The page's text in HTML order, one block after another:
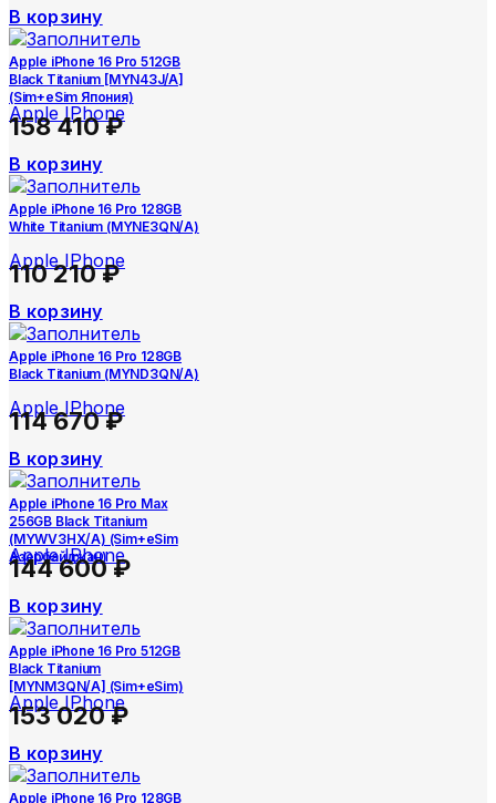
В корзину
Apple iPhone 16 Pro 512GB
Black Titanium [MYN43J/A]
(Sim+eSim Япония)
Apple IPhone
158 410₽
В корзину
Apple iPhone 16 Pro 128GB
White Titanium (MYNE3QN/A)
Apple IPhone
110 210₽
В корзину
Apple iPhone 16 Pro 128GB
Black Titanium (MYND3QN/A)
Apple IPhone
114 670₽
В корзину
Apple iPhone 16 Pro Max
256GB Black Titanium
(MYWV3HX/A) (Sim+eSim
Азербайджан)
Apple IPhone
144 600₽
В корзину
Apple iPhone 16 Pro 512GB
Black Titanium
[MYNM3QN/A] (Sim+eSim)
Apple IPhone
153 020₽
В корзину
Apple iPhone 16 Pro 128GB